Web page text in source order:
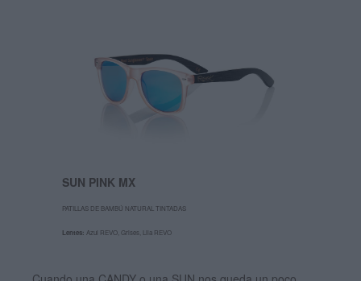
SUN PINK MX
PATILLAS DE BAMBÚ NATURAL TINTADAS
Lentes: Azul REVO, Grises, Lila REVO